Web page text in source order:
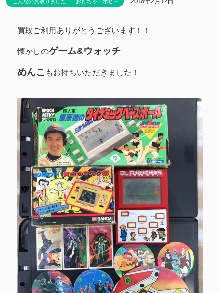
こんなの買取りました おもちゃ・ホビー
買取ご利用ありがとうございます！！
懐かしのゲーム&ウォッチ
めんこ もお持ちいただきました！